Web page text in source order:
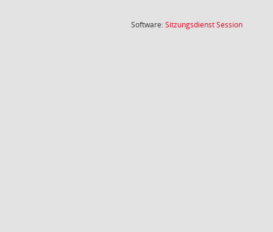
Software:SitzungsdienstSession(Wird in